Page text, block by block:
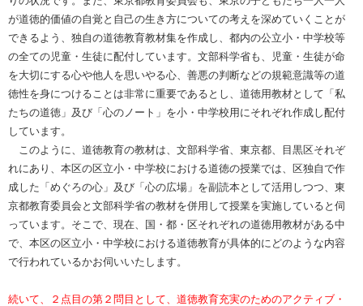
が道徳的価値の自覚と自己の生き方についての考えを深めていくことが
できるよう、独自の道徳教育教材集を作成し、都内の公立小・中学校等
の全ての児童・生徒に配付しています。文部科学省も、児童・生徒が命
を大切にする心や他人を思いやる心、善悪の判断などの規範意識等の道
徳性を身につけることは非常に重要であるとし、道徳用教材として「私
たちの道徳」及び「心のノート」を小・中学校用にそれぞれ作成し配付
しています。
このように、道徳教育の教材は、文部科学省、東京都、目黒区それぞ
れにあり、本区の区立小・中学校における道徳の授業では、区独自で作
成した「めぐろの心」及び「心の広場」を副読本として活用しつつ、東
京都教育委員会と文部科学省の教材を併用して授業を実施していると伺
っています。そこで、現在、国・都・区それぞれの道徳用教材がある中
で、本区の区立小・中学校における道徳教育が具体的にどのような内容
で行われているかお伺いいたします。
続いて、２点目の第２問目として、道徳教育充実のためのアクティブ・